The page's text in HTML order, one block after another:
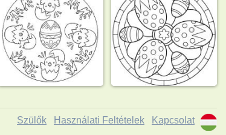
Szülők Használati Feltételek Kapcsolat